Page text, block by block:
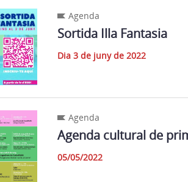
Agenda
Sortida Illa Fantasia
Dia 3 de juny de 2022
Agenda
Agenda cultural de
05/05/2022